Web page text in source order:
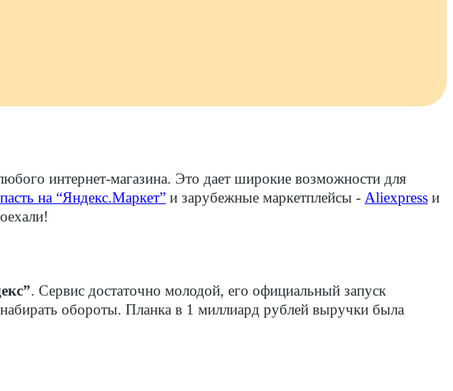
интернет-магазина. Это дает широкие возможности для
на “Яндекс.Маркет” и зарубежные маркетплейсы - Aliexpress и
. Сервис достаточно молодой, его официальный запуск
обороты. Планка в 1 миллиард рублей выручки была